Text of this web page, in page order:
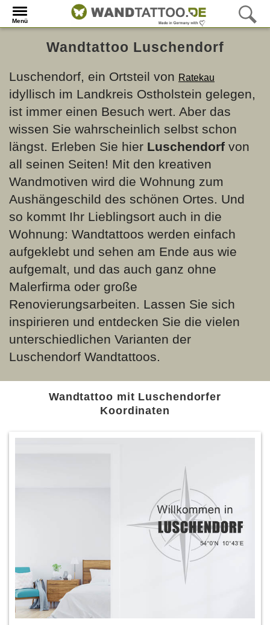
Menü
Wandtattoo Luschendorf
Luschendorf, ein Ortsteil von Ratekau
idyllisch im Landkreis Ostholstein gelegen,
ist immer einen Besuch wert. Aber das
wissen Sie wahrscheinlich selbst schon
längst. Erleben Sie hier Luschendorf von
all seinen Seiten! Mit den kreativen
Wandmotiven wird die Wohnung zum
Aushängeschild des schönen Ortes. Und
so kommt Ihr Lieblingsort auch in die
Wohnung: Wandtattoos werden einfach
aufgeklebt und sehen am Ende aus wie
aufgemalt, und das auch ganz ohne
Malerfirma oder große
Renovierungsarbeiten. Lassen Sie sich
inspirieren und entdecken Sie die vielen
unterschiedlichen Varianten der
Luschendorf Wandtattoos.
Wandtattoo mit Luschendorfer
Koordinaten